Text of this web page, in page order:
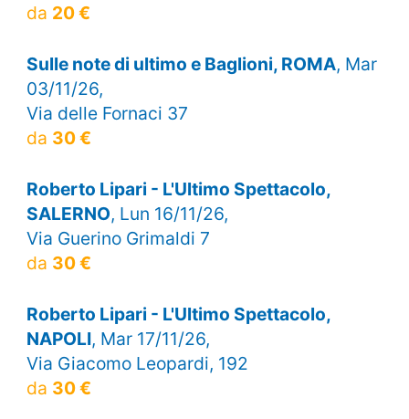
da 20 €
Sulle note di ultimo e Baglioni, ROMA, Mar
03/11/26,
Via delle Fornaci 37
da 30 €
Roberto Lipari - L'Ultimo Spettacolo,
SALERNO, Lun 16/11/26,
Via Guerino Grimaldi 7
da 30 €
Roberto Lipari - L'Ultimo Spettacolo,
NAPOLI, Mar 17/11/26,
Via Giacomo Leopardi, 192
da 30 €